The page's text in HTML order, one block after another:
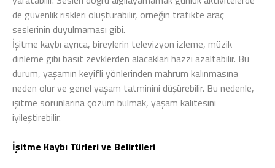
de güvenlik riskleri oluşturabilir, örneğin trafikte araç
seslerinin duyulmaması gibi.
İşitme kaybı ayrıca, bireylerin televizyon izleme, müzik
dinleme gibi basit zevklerden alacakları hazzı azaltabilir. Bu
durum, yaşamın keyifli yönlerinden mahrum kalınmasına
neden olur ve genel yaşam tatminini düşürebilir. Bu nedenle,
işitme sorunlarına çözüm bulmak, yaşam kalitesini
iyileştirebilir.
İşitme Kaybı Türleri ve Belirtileri